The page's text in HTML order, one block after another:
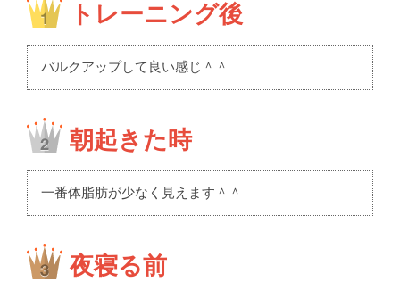
トレーニング後
バルクアップして良い感じ＾＾
朝起きた時
一番体脂肪が少なく見えます＾＾
夜寝る前